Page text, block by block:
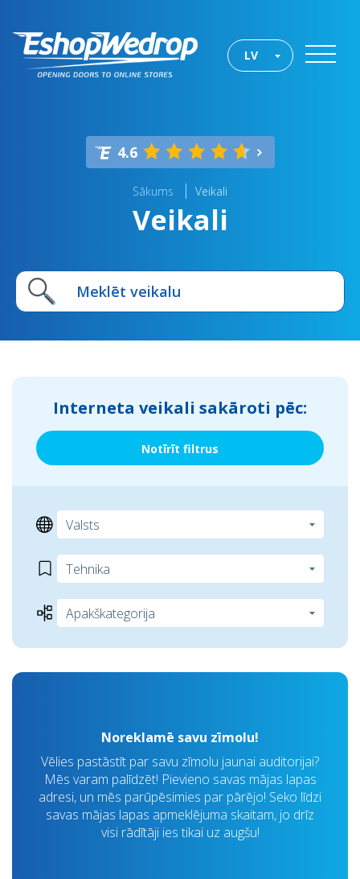
LV
4.6
Sākums Veikali
Veikali
Interneta veikali sakāroti pēc:
Notīrīt filtrus
Noreklamē savu zīmolu!
Vēlies pastāstīt par savu zīmolu jaunai auditorijai?
Mēs varam palīdzēt! Pievieno savas mājas lapas
adresi, un mēs parūpēsimies par pārējo! Seko līdzi
savas mājas lapas apmeklējuma skaitam, jo drīz
visi rādītāji ies tikai uz augšu!